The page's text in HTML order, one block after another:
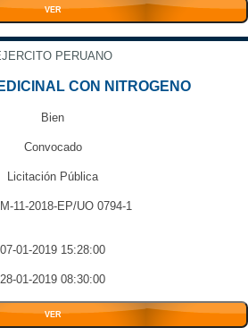
VER
PERUANO
CON NITROGENO
Bien
Convocado
Licitación Pública
11-2018-EP/UO 0794-1
07-01-2019 15:28:00
28-01-2019 08:30:00
VER